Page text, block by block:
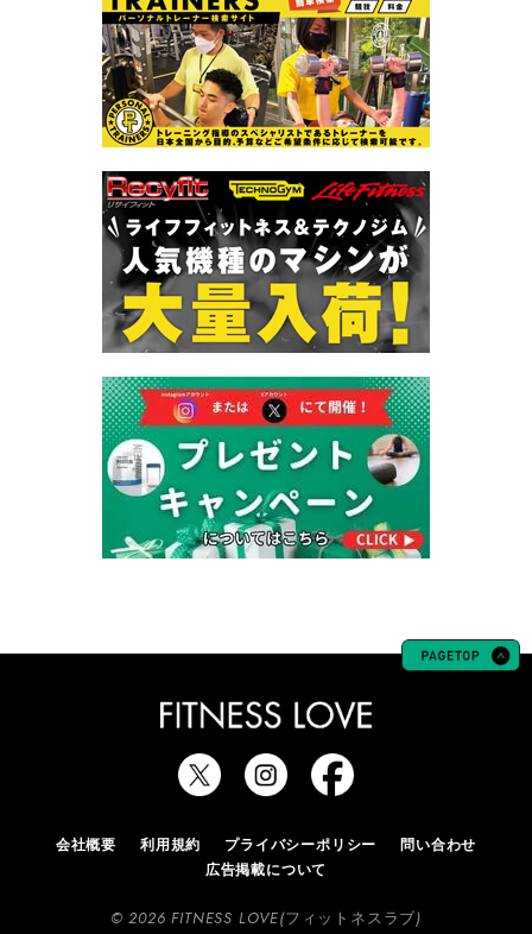
会社概要 利用規約 プライバシーポリシー
問い合わせ
広告掲載について
© 2026 FITNESS LOVE(フィットネスラブ)